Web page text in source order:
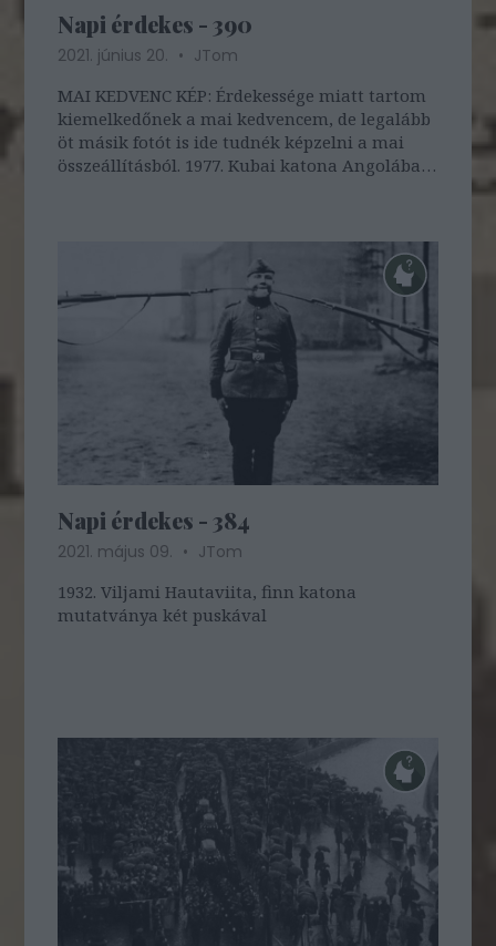
Napi érdekes - 390
2021. június 20.
JTom
MAI KEDVENC KÉP: Érdekessége miatt tartom
kiemelkedőnek a mai kedvencem, de legalább
öt másik fotót is ide tudnék képzelni a mai
összeállításból. 1977. Kubai katona Angolában
Napi érdekes - 384
2021. május 09.
JTom
1932. Viljami Hautaviita, finn katona
mutatványa két puskával